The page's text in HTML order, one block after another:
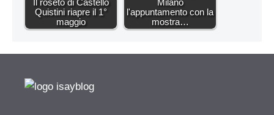
Il roseto di Castello
Quistini riapre il 1°
maggio
Milano
l'appuntamento con la
mostra…